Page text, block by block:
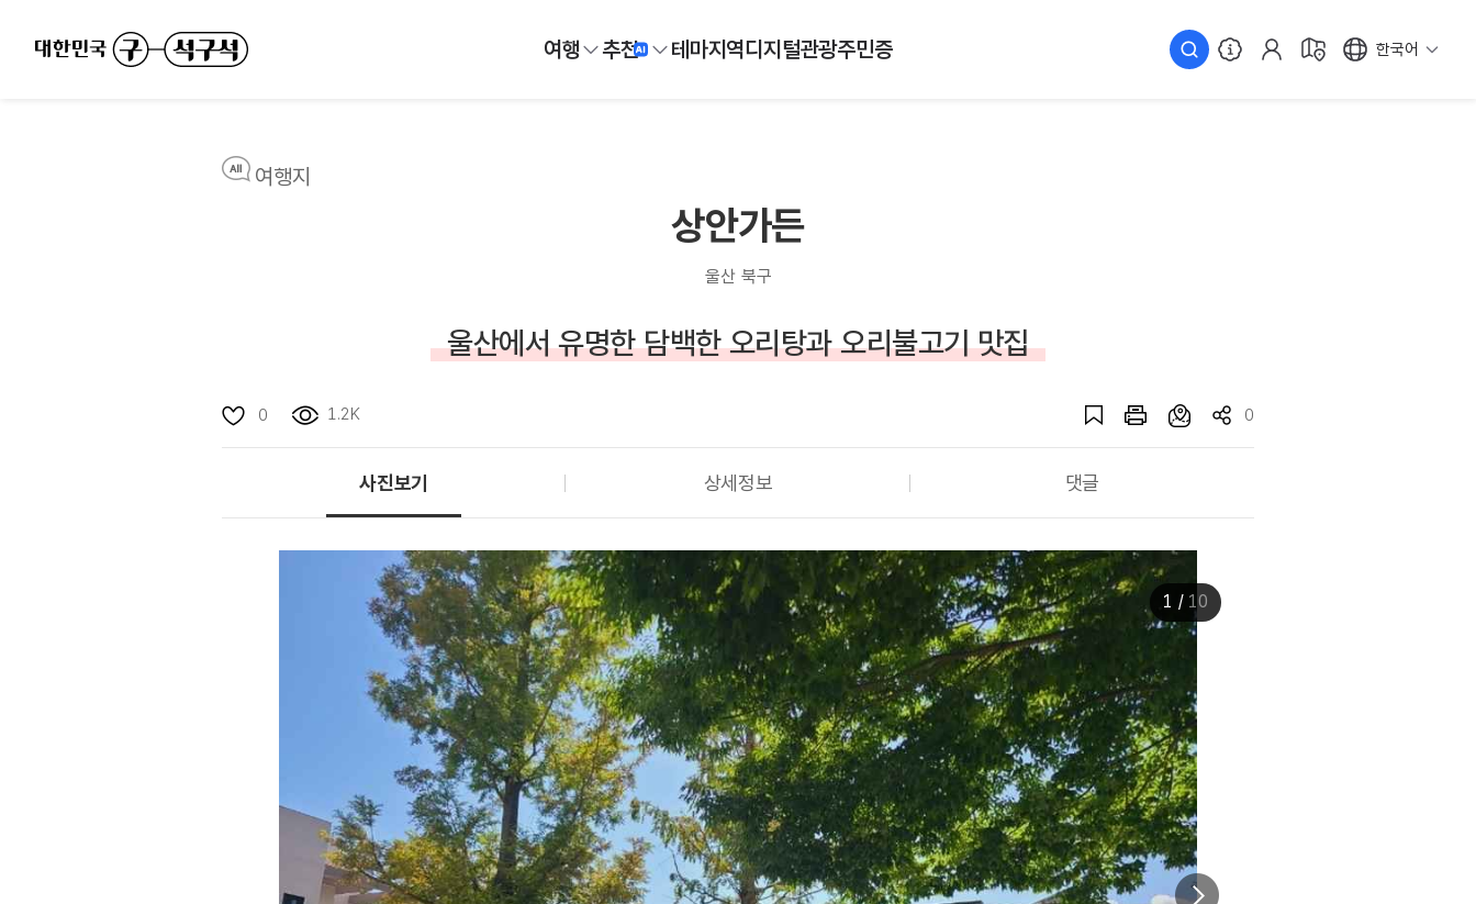
여행 추천 테마지역디지털관광주민증 한국어
여행지
상안가든
울산 북구
울산에서 유명한 담백한 오리탕과 오리불고기 맛집
0 1.2K 0
사진보기 상세정보 댓글
1 / 10